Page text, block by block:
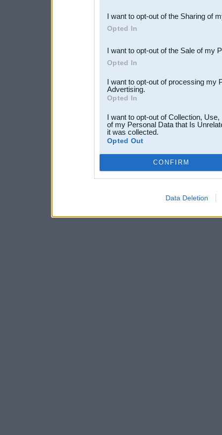
Downstream Participants
third parties.
I want to opt-out of the Sharing of
Opted In
I want to opt-out of the Sale of my
Opted In
I want to opt-out of processing my
Advertising.
Opted In
I want to opt-out of Collection,
of my Personal Data that Is
it was collected.
Opted Out
CONFIRM
Data Deletion